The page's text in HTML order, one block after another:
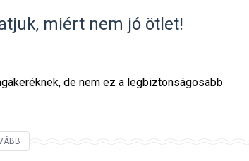
miért nem jó ötlet!
de nem ez a legbiztonságosabb